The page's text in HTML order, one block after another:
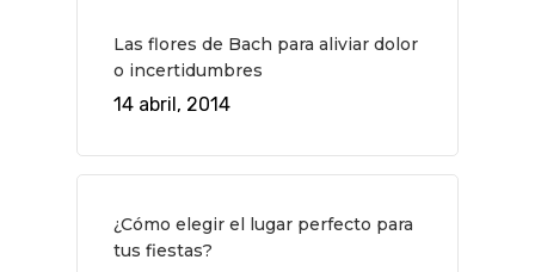
Las flores de Bach para aliviar dolor
o incertidumbres
14 abril, 2014
¿Cómo elegir el lugar perfecto para
tus fiestas?